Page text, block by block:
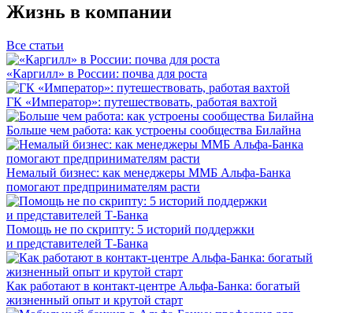
Жизнь в компании
Все статьи
«Каргилл» в России: почва для роста
ГК «Император»: путешествовать, работая вахтой
Больше чем работа: как устроены сообщества Билайна
Немалый бизнес: как менеджеры ММБ Альфа-Банка
помогают предпринимателям расти
Помощь не по скрипту: 5 историй поддержки
и представителей Т-Банка
Как работают в контакт-центре Альфа-Банка: богатый
жизненный опыт и крутой старт